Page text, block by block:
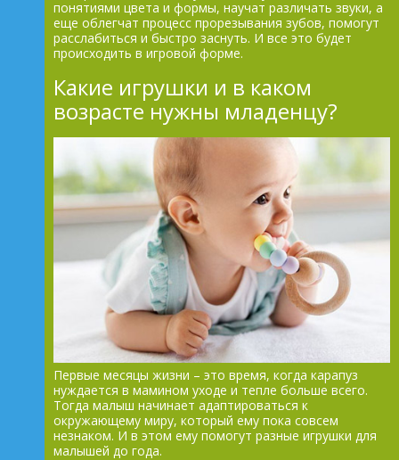
понятиями цвета и формы, научат различать звуки, а
еще облегчат процесс прорезывания зубов, помогут
расслабиться и быстро заснуть. И все это будет
происходить в игровой форме.
Какие игрушки и в каком
возрасте нужны младенцу?
Первые месяцы жизни – это время, когда карапуз
нуждается в мамином уходе и тепле больше всего.
Тогда малыш начинает адаптироваться к
окружающему миру, который ему пока совсем
незнаком. И в этом ему помогут разные игрушки для
малышей до года.